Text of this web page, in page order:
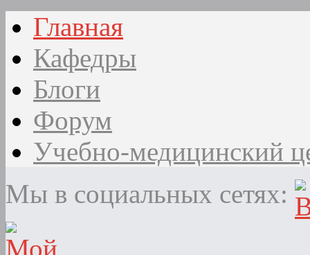
Главная
Кафедры
Блоги
Форум
Учебно-медицинский
Мы в социальных сетях: